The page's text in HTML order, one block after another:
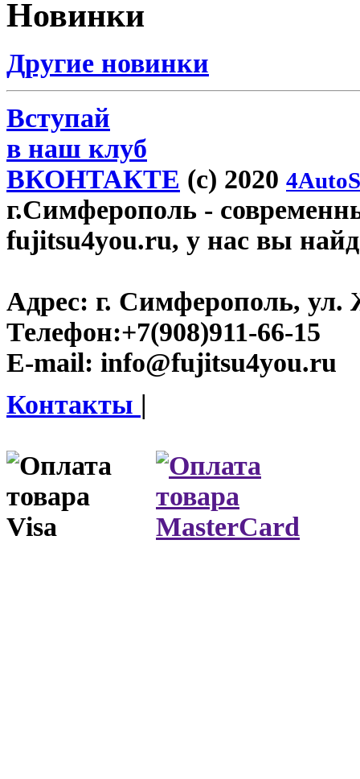
Новинки
Другие новинки
Вступай
в наш клуб
ВКОНТАКТЕ (c) 2020
г.Симферополь -
fujitsu4you.ru, у нас вы
Адрес: г. Симферополь, ул.
Телефон:+7(908)911-66-15
E-mail: info@fujitsu4you.ru
Контакты |